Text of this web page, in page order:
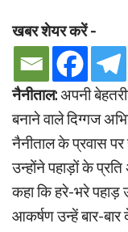
खबर शेयर करें -
नैनीताल: अपनी
बनाने वाले दिग्गज
नैनीताल के प्रवास पर
उन्होंने पहाड़ों के
कहा कि हरे-भरे पहाड़
आकर्षण उन्हें बार-